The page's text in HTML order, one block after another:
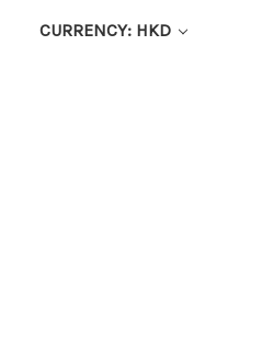
CURRENCY: HKD